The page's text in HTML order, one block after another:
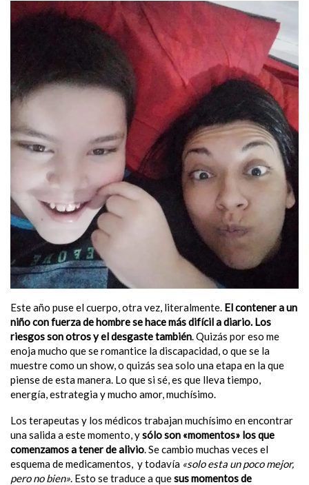
Este año puse el cuerpo, otra vez, literalmente. El contener a un
niño con fuerza de hombre se hace más difícil a diario. Los
riesgos son otros y el desgaste también. Quizás por eso me
enoja mucho que se romantice la discapacidad, o que se la
muestre como un show, o quizás sea solo una etapa en la que
piense de esta manera. Lo que si sé, es que lleva tiempo,
energía, estrategia y mucho amor, muchísimo.
Los terapeutas y los médicos trabajan muchísimo en encontrar
una salida a este momento, ysólo son «momentos» los que
comenzamos a tener de alivio. Se cambio muchas veces el
esquema de medicamentos, y todavía «solo esta un poco mejor,
pero no bien». Esto se traduce a quesus momentos de